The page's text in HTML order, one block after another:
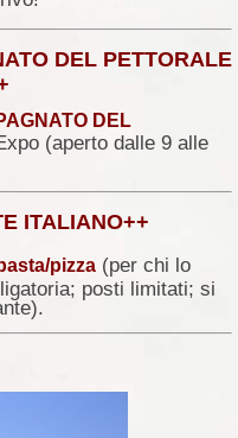
DEL PETTORALE
DEL
(aperto dalle 9 alle
ITALIANO++
pizza (per chi lo
posti limitati; si